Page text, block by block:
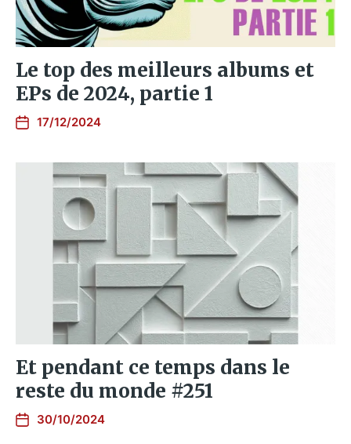
Le top des meilleurs albums et
EPs de 2024, partie 1
17/12/2024
Et pendant ce temps dans le
reste du monde #251
30/10/2024